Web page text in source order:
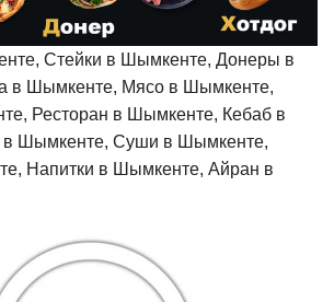
Стейки в Шымкенте, Донеры в
в Шымкенте, Мясо в Шымкенте,
Ресторан в Шымкенте, Кебаб в
Шымкенте, Суши в Шымкенте,
Напитки в Шымкенте, Айран в